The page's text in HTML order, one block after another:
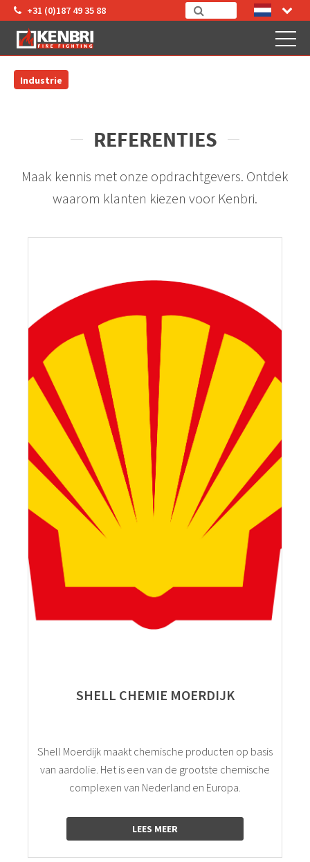
+31 (0)187 49 35 88
Industrie
REFERENTIES
Maak kennis met onze opdrachtgevers. Ontdek
waarom klanten kiezen voor Kenbri.
SHELL CHEMIE MOERDIJK
Shell Moerdijk maakt chemische producten op basis
van aardolie. Het is een van de grootste chemische
complexen van Nederland en Europa.
LEES MEER